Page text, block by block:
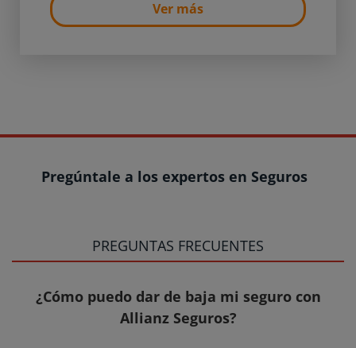
Ver más
Pregúntale a los expertos en Seguros
PREGUNTAS FRECUENTES
¿Cómo puedo dar de baja mi seguro con
Allianz Seguros?